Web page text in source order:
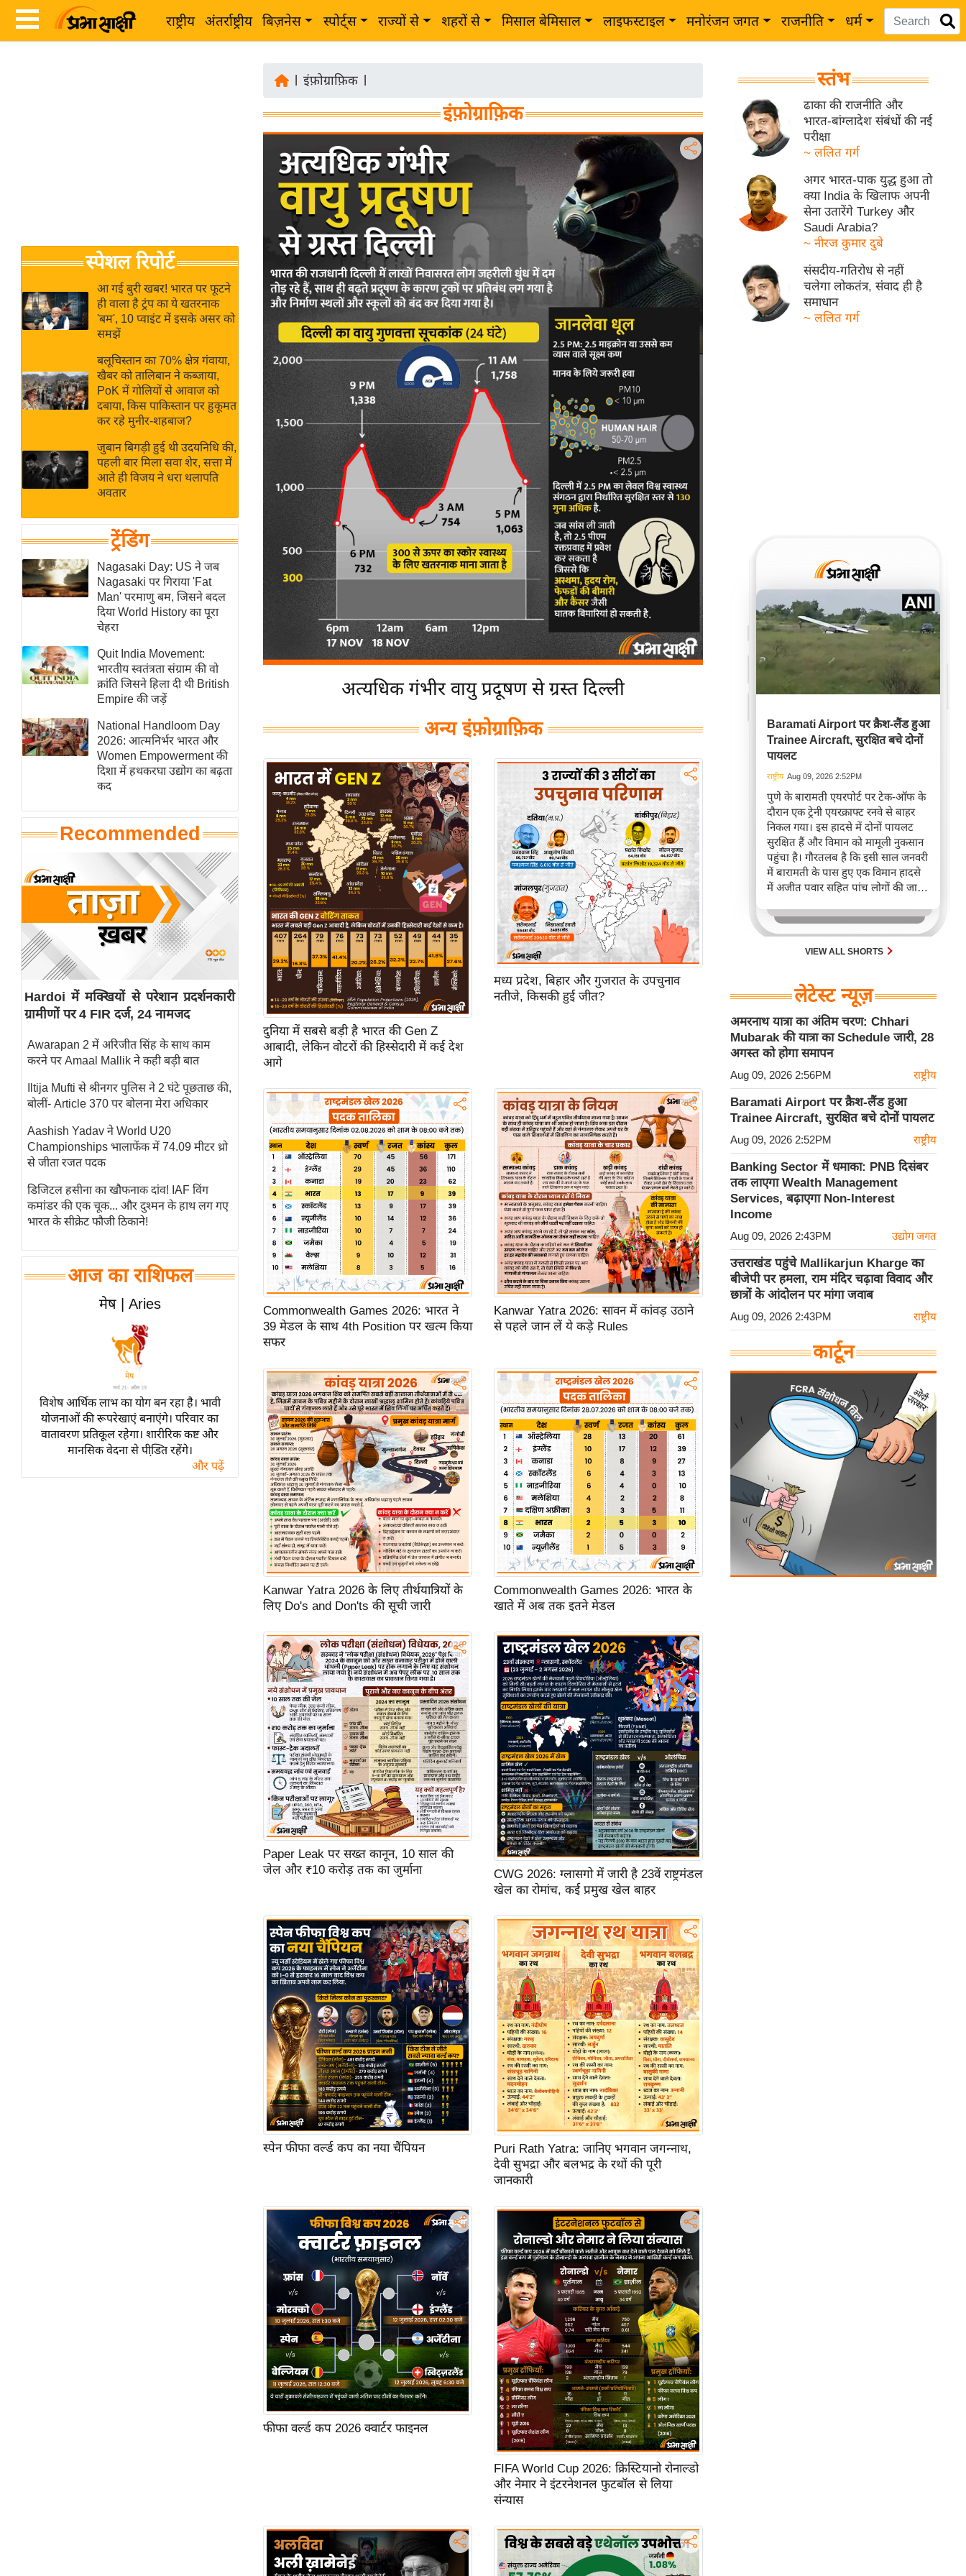
राष्ट्रीय अंतर्राष्ट्रीय बिज़नेस स्पोर्ट्स राज्यों से शहरों से मिसाल बेमिसाल लाइफस्टाइल मनोरंजन जगत राजनीति धर्म
Breaking
News in
Hindi
Hindi
Hindi
Videos
जगत
राय
बजट
क्रिकेट
IPL
2026
ई-पेपर
मिसाल बेमिसाल
शख्सियत
यंग इंडिया
साहित्य जगत
ऑटो वर्ल्ड
न्यूज ब्रीफ
मनोरंजन जगत
बॉलीवुड
हॉलीवुड
फिल्म समीक्षा
Breaking
News
लाइफस्टाइल
टेक्नॉलॉजी
ब्यूटी/फैशन
पर्यटन स्थल
फिटनेस मंत्रा
रिलेशनशिप
राजनीति
विश्लेषण
समसामयिक
मातृभूमि
एम.
आई.
चाय पर
समीक्षा
धर्म
ज्योतिष
प्रभु
महिमा/
धर्मस्थल
व्रत
राशिफल
विशेष
विश्लेषण
स्पेशल रिपोर्ट
आ गई बुरी खबर! भारत पर फूटने
ही वाला है ट्रंप का ये खतरनाक
'बम', 10 प्वाइंट में इसके असर को
समझें
बलूचिस्तान का 70% क्षेत्र गंवाया,
खैबर को तालिबान ने कब्जाया,
PoK में गोलियों से आवाज को
दबाया, किस पाकिस्तान पर हुकूमत
कर रहे मुनीर-शहबाज?
जुबान बिगड़ी हुई थी उदयनिधि की,
पहली बार मिला सवा शेर, सत्ता में
आते ही विजय ने धरा थलापति
अवतार
ट्रेंडिंग
Nagasaki Day: US ने जब
Nagasaki पर गिराया 'Fat
Man' परमाणु बम, जिसने बदल
दिया World History का पूरा
चेहरा
Quit India Movement:
भारतीय स्वतंत्रता संग्राम की वो
क्रांति जिसने हिला दी थी British
Empire की जड़ें
National Handloom Day
2026: आत्मनिर्भर भारत और
Women Empowerment की
दिशा में हथकरघा उद्योग का बढ़ता
कद
Recommended
Hardoi में मक्खियों से परेशान प्रदर्शनकारी
ग्रामीणों पर 4 FIR दर्ज, 24 नामजद
Awarapan 2 में अरिजीत सिंह के साथ काम
करने पर Amaal Mallik ने कही बड़ी बात
Iltija Mufti से श्रीनगर पुलिस ने 2 घंटे पूछताछ की,
बोलीं- Article 370 पर बोलना मेरा अधिकार
Aashish Yadav ने World U20
Championships भालाफेंक में 74.09 मीटर थ्रो
से जीता रजत पदक
डिजिटल हसीना का खौफनाक दांव! IAF विंग
कमांडर की एक चूक... और दुश्मन के हाथ लग गए
भारत के सीक्रेट फौजी ठिकाने!
आज का राशिफल
मेष | Aries
विशेष आर्थिक लाभ का योग बन रहा है। भावी
योजनाओं की रूपरेखाएं बनाएंगे। परिवार का
वातावरण प्रतिकूल रहेगा। शारीरिक कष्ट और
मानसिक वेदना से पीडि़त रहेंगे।
और पढ़ें
इंफ़ोग्राफ़िक
इंफ़ोग्राफ़िक
अत्यधिक गंभीर वायु प्रदूषण से ग्रस्त दिल्ली
अन्य इंफ़ोग्राफ़िक
दुनिया में सबसे बड़ी है भारत की Gen Z
आबादी, लेकिन वोटरों की हिस्सेदारी में कई देश
आगे
मध्य प्रदेश, बिहार और गुजरात के उपचुनाव
नतीजे, किसकी हुई जीत?
Commonwealth Games 2026: भारत ने
39 मेडल के साथ 4th Position पर खत्म किया
सफर
Kanwar Yatra 2026: सावन में कांवड़ उठाने
से पहले जान लें ये कड़े Rules
Kanwar Yatra 2026 के लिए तीर्थयात्रियों के
लिए Do's and Don'ts की सूची जारी
Commonwealth Games 2026: भारत के
खाते में अब तक इतने मेडल
Paper Leak पर सख्त कानून, 10 साल की
जेल और ₹10 करोड़ तक का जुर्माना
CWG 2026: ग्लासगो में जारी है 23वें राष्ट्रमंडल
खेल का रोमांच, कई प्रमुख खेल बाहर
स्पेन फीफा वर्ल्ड कप का नया चैंपियन
Puri Rath Yatra: जानिए भगवान जगन्नाथ,
देवी सुभद्रा और बलभद्र के रथों की पूरी
जानकारी
फीफा वर्ल्ड कप 2026 क्वार्टर फाइनल
FIFA World Cup 2026: क्रिस्टियानो रोनाल्डो
और नेमार ने इंटरनेशनल फुटबॉल से लिया
संन्यास
स्तंभ
ढाका की राजनीति और
भारत-बांग्लादेश संबंधों की नई
परीक्षा
~ ललित गर्ग
अगर भारत-पाक युद्ध हुआ तो
क्या India के खिलाफ अपनी
सेना उतारेंगे Turkey और
Saudi Arabia?
~ नीरज कुमार दुबे
संसदीय-गतिरोध से नहीं
चलेगा लोकतंत्र, संवाद ही है
समाधान
~ ललित गर्ग
Baramati Airport पर क्रैश-लैंड हुआ
Trainee Aircraft, सुरक्षित बचे दोनों
पायलट
राष्ट्रीय Aug 09, 2026 2:52PM
पुणे के बारामती एयरपोर्ट पर टेक-ऑफ के
दौरान एक ट्रेनी एयरक्राफ्ट रनवे से बाहर
निकल गया। इस हादसे में दोनों पायलट
सुरक्षित हैं और विमान को मामूली नुकसान
पहुंचा है। गौरतलब है कि इसी साल जनवरी
में बारामती के पास हुए एक विमान हादसे
में अजीत पवार सहित पांच लोगों की जान
VIEW ALL SHORTS
लेटेस्ट न्यूज़
अमरनाथ यात्रा का अंतिम चरण: Chhari
Mubarak की यात्रा का Schedule जारी, 28
अगस्त को होगा समापन
Aug 09, 2026 2:56PM राष्ट्रीय
Baramati Airport पर क्रैश-लैंड हुआ
Trainee Aircraft, सुरक्षित बचे दोनों पायलट
Aug 09, 2026 2:52PM राष्ट्रीय
Banking Sector में धमाका: PNB दिसंबर
तक लाएगा Wealth Management
Services, बढ़ाएगा Non-Interest
Income
Aug 09, 2026 2:43PM उद्योग जगत
उत्तराखंड पहुंचे Mallikarjun Kharge का
बीजेपी पर हमला, राम मंदिर चढ़ावा विवाद और
छात्रों के आंदोलन पर मांगा जवाब
Aug 09, 2026 2:43PM राष्ट्रीय
कार्टून